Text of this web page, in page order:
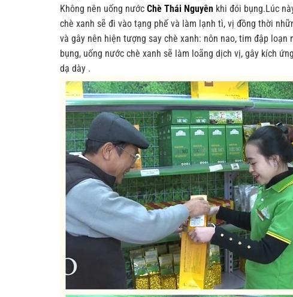
Không nên uống nước Chè Thái Nguyên khi đói bụng.Lúc
chè xanh sẽ đi vào tạng phế và làm lạnh tì, vị đồng thời
và gây nên hiện tượng say chè xanh: nôn nao, tim đập
bụng, uống nước chè xanh sẽ làm loãng dịch vị, gây kích
dạ dày .